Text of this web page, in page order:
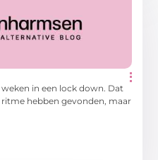
in een lock down. Dat
hebben gevonden, maar